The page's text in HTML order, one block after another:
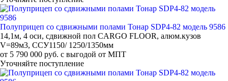
Полуприцеп со сдвижными полами Тонар SDP4-82 модель 9586
14,1м, 4 оси, сдвижной пол CARGO FLOOR, алюм.кузов
V=89м3, ССУ1150/ 1250/1350мм
от 5 790 000 руб. с выгодой от МПТ
Уточняйте поступление